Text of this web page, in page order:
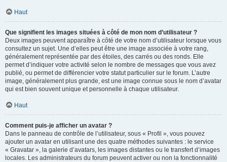
Haut
Que signifient les images situées à côté de mon nom d’utilisateur ?
Deux images peuvent apparaître à côté de votre nom d’utilisateur lorsque vous
consultez un sujet. Une d’elles peut être une image associée à votre rang,
généralement représentée par des étoiles, des carrés ou des ronds. Elle
permet d’indiquer votre activité selon le nombre de messages que vous avez
publié, ou permet de différencier votre statut particulier sur le forum. L’autre
image, généralement plus grande, est une image connue sous le nom d’avatar
qui est bien souvent unique et personnelle à chaque utilisateur.
Haut
Comment puis-je afficher un avatar ?
Dans le panneau de contrôle de l’utilisateur, sous « Profil », vous pouvez
ajouter un avatar en utilisant une des quatre méthodes suivantes : le service
« Gravatar », la galerie d’avatars, les images distantes ou le transfert d’images
locales. Les administrateurs du forum peuvent activer ou non la fonctionnalité